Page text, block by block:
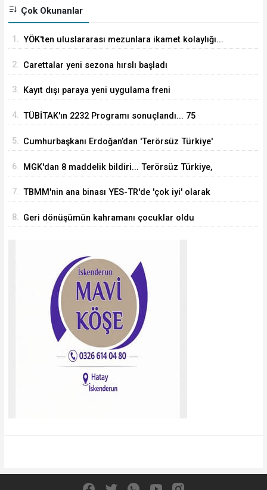
Çok Okunanlar
1. YÖK'ten uluslararası mezunlara ikamet kolaylığı...
2. Carettalar yeni sezona hırslı başladı
3. Kayıt dışı paraya yeni uygulama freni
4. TÜBİTAK'ın 2232 Programı sonuçlandı... 75
5. Cumhurbaşkanı Erdoğan’dan 'Terörsüz Türkiye'
6. MGK'dan 8 maddelik bildiri... Terörsüz Türkiye,
7. TBMM'nin ana binası YES-TR'de 'çok iyi' olarak
8. Geri dönüşümün kahramanı çocuklar oldu